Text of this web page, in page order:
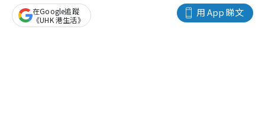
用 App 睇文
在Google追蹤
《UHK 港生活》